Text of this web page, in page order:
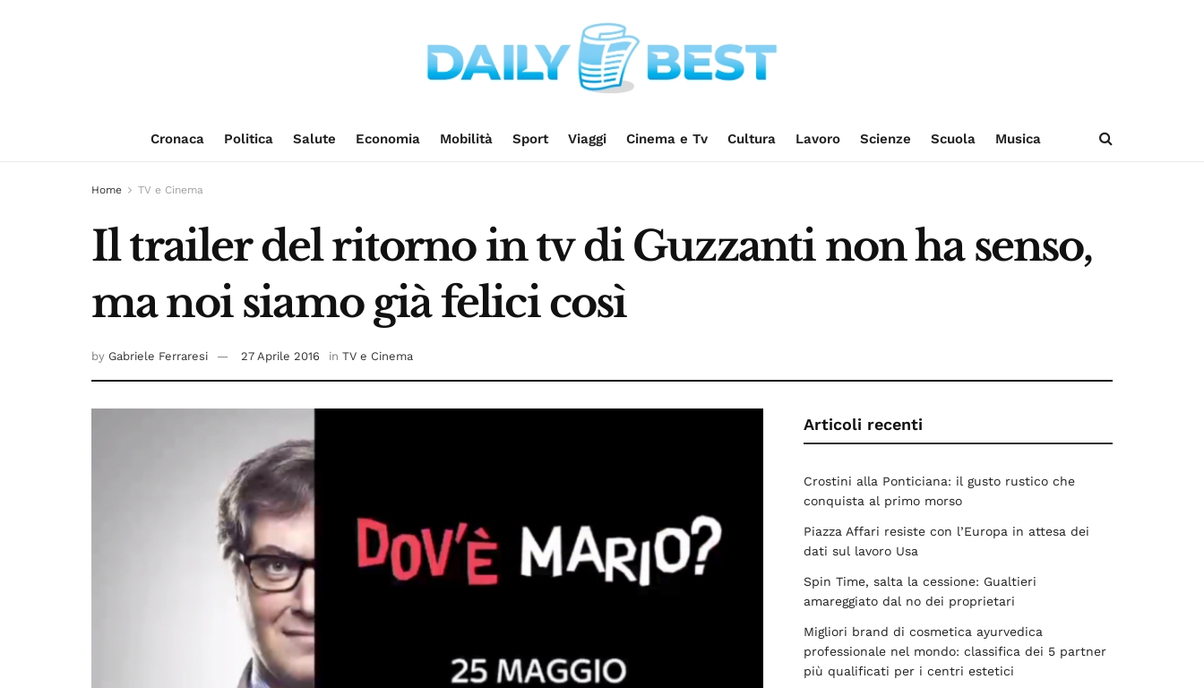
Cronaca Politica Salute Economia Mobilità Sport Viaggi Cinema e Tv Cultura Lavoro Scienze Scuola Musica
Home TV e Cinema
Il trailer del ritorno in tv di Guzzanti non ha senso,
ma noi siamo già felici così
by Gabriele Ferraresi 27 Aprile 2016 in TV e Cinema
Articoli recenti
Crostini alla Ponticiana: il gusto rustico che
conquista al primo morso
Piazza Affari resiste con l’Europa in attesa dei
dati sul lavoro Usa
Spin Time, salta la cessione: Gualtieri
amareggiato dal no dei proprietari
Migliori brand di cosmetica ayurvedica
professionale nel mondo: classifica dei 5 partner
più qualificati per i centri estetici